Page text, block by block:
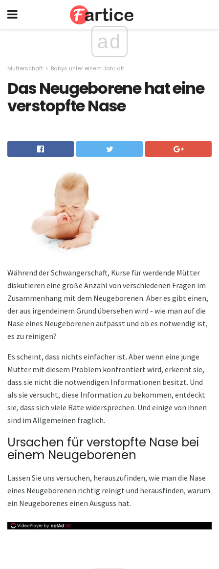
ad
Mutterschaft Babys unter einem Jahr alt
Das Neugeborene hat eine
verstopfte Nase
Während der Schwangerschaft, Kurse für werdende Mütter
diskutieren eine große Anzahl von verschiedenen Fragen im
Zusammenhang mit dem Neugeborenen. Aber es gibt einen,
der aus irgendeinem Grund übersehen wird - wie man auf die
Nase eines Neugeborenen aufpasst und ob es notwendig ist,
es zu reinigen?
Es scheint, dass nichts einfacher ist. Aber wenn eine junge
Mutter mit diesem Problem konfrontiert wird, erkennt sie,
dass sie nicht die notwendigen Informationen besitzt. Und
als sie versucht, diese Information zu bekommen, entdeckt
sie, dass sich viele Räte widersprechen. Und einige von ihnen
sind im Allgemeinen fraglich.
Ursachen für verstopfte Nase bei
einem Neugeborenen
Lassen Sie uns versuchen, herauszufinden, wie man die Nase
eines Neugeborenen richtig reinigt und herausfinden, warum
ein Neugeborenes einen Ausguss hat.